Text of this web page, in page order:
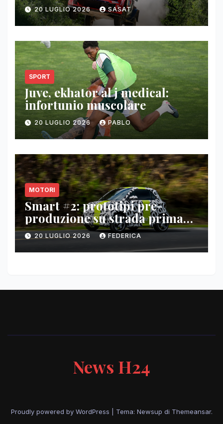
20 LUGLIO 2026 SASAT
SPORT
Juve, ekhator al j medical:
infortunio muscolare
20 LUGLIO 2026 PABLO
MOTORI
Smart #2: prototipi pre-
produzione su strada prima
del paris motor show 2026
20 LUGLIO 2026 FEDERICA
News H24
Proudly powered by WordPress Tema: Newsup di Themeansar.